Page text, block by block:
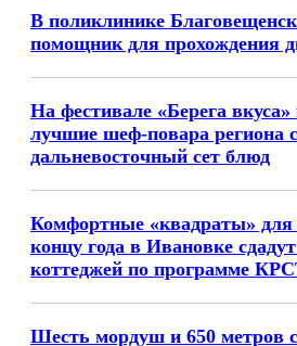
В поликлинике
помощник для прохождения
На фестивале «Берега
лучшие шеф-повара региона
дальневосточный сет блюд
Комфортные «квадраты» для
концу года в Ивановке
коттеджей по программе
Шесть мордуш и 650 метров